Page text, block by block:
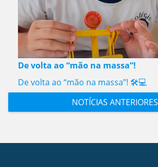
De volta ao “mão na massa”!
De volta ao “mão na massa”! 🛠️💻
NOTÍCIAS ANTERIORES